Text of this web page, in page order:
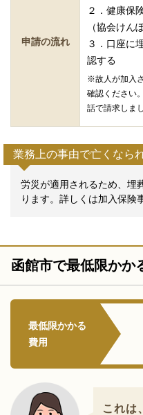
申請の流れ
２．健康保
（協会けん
３．口座に
認する
※故人が加入
確認ください
話で請求しま
業務上の事由で亡くなら
労災が適用されるため、埋
ります。詳しくは加入保険
函館市で最低限かか
最低限かかる
費用
これは